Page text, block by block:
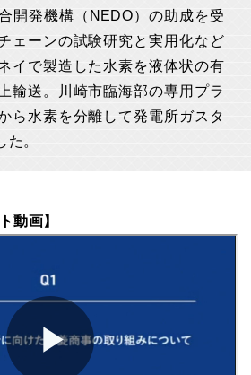
開発機構（NEDO）の助成を受
ェーンの試験研究と実用化など
イで製造した水素を液体状の有
輸送。川崎市臨海部の専用プラ
ら水素を分離して発電所ガスタ
。
動画】